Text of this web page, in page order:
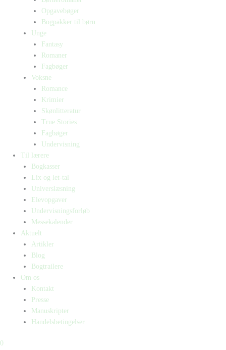
Opgavebøger
Bogpakker til børn
Unge
Fantasy
Romaner
Fagbøger
Voksne
Romance
Krimier
Skønlitteratur
True Stories
Fagbøger
Undervisning
Til lærere
Bogkasser
Lix og let-tal
Universlæsning
Elevopgaver
Undervisningsforløb
Messekalender
Aktuelt
Artikler
Blog
Bogtrailere
Om os
Kontakt
Presse
Manuskripter
Handelsbetingelser
0